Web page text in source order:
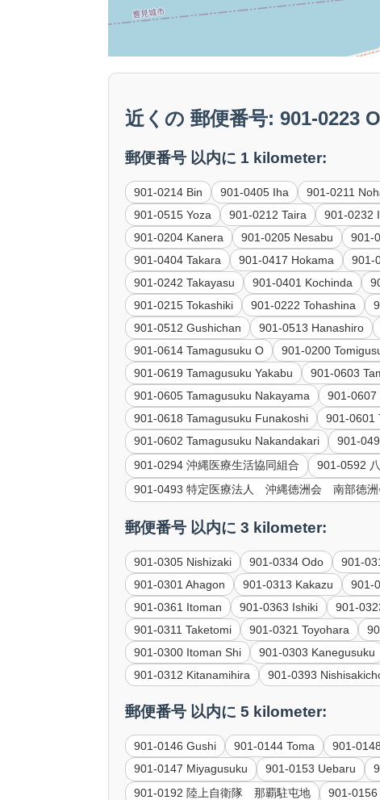
近くの 郵便番号: 901-0223
郵便番号 以内に 1 kilometer:
901-0214 Bin 901-0405 Iha 901-0211
901-0515 Yoza
901-0212 Taira 901-0232
901-0204 Kanera
901-0205 Nesabu 901-
901-0404 Takara
901-0417 Hokama 901-
901-0242 Takayasu
901-0401 Kochinda
901-0215 Tokashiki
901-0222 Tohashina
901-0512 Gushichan
901-0513 Hanashiro
901-0614 Tamagusuku O
901-0200
901-0619 Tamagusuku Yakabu
901-0603
901-0605 Tamagusuku Nakayama
901-0607
901-0618 Tamagusuku Funakoshi
901-0601
901-0602 Tamagusuku Nakandakari
901-
901-0294 沖縄医療生活協同組合
901-0592
901-0493 特定医療法人 沖縄徳洲会 南部徳洲
郵便番号 以内に 3 kilometer:
901-0305 Nishizaki 901-0334 Odo 901-
901-0301 Ahagon
901-0313 Kakazu 901-
901-0361 Itoman
901-0363 Ishiki 901-
901-0311 Taketomi
901-0321 Toyohara
901-0300 Itoman Shi
901-0303 Kanegusuku
901-0312 Kitanamihira
901-0393
郵便番号 以内に 5 kilometer:
901-0146 Gushi 901-0144 Toma 901-
901-0147 Miyagusuku
901-0153 Uebaru
901-0192 陸上自衛隊 那覇駐屯地
901-0156